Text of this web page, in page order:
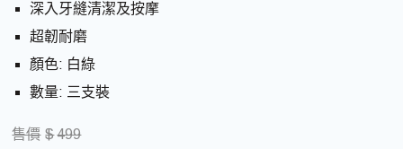
深入牙縫清潔及按摩
超韌耐磨
顏色: 白綠
數量: 三支裝
售價 $499